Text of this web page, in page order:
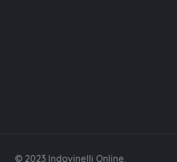
© 2023 Indovinelli Online.